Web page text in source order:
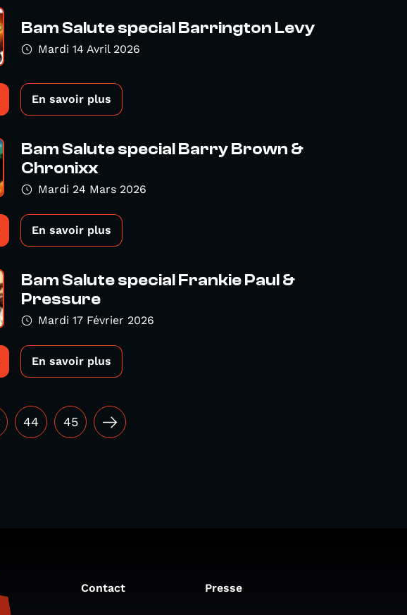
Bam Salute special Barrington Levy
Mardi 14 Avril 2026
En savoir plus
Bam Salute special Barry Brown &
Chronixx
Mardi 24 Mars 2026
En savoir plus
Bam Salute special Frankie Paul &
Pressure
Mardi 17 Février 2026
En savoir plus
44 45
Contact Presse